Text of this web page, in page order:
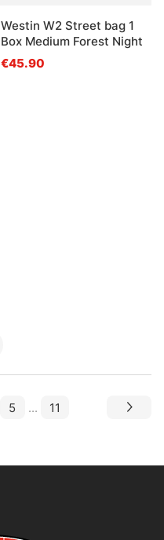
Westin W2 Street bag 1
Box Medium Forest Night
€45.90
5 ... 11